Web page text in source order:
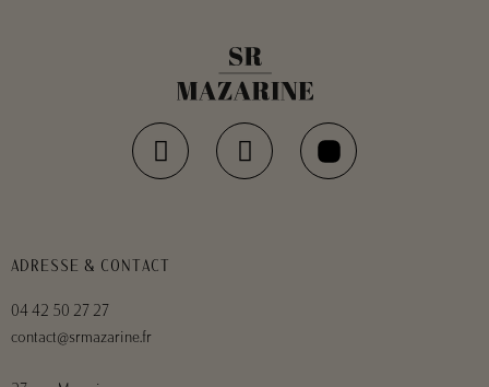
ADRESSE & CONTACT
04 42 50 27 27
contact@srmazarine.fr